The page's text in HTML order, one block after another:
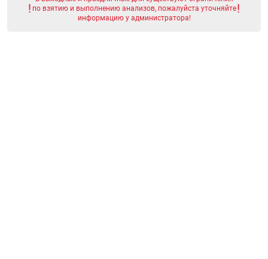
по взятию и выполнению анализов, пожалуйста уточняйте
информацию у администратора!